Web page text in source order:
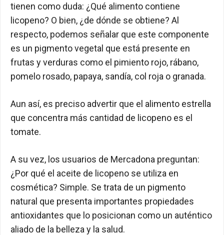
tienen como duda: ¿Qué alimento contiene
licopeno? O bien, ¿de dónde se obtiene? Al
respecto, podemos señalar que este componente
es un pigmento vegetal que está presente en
frutas y verduras como el pimiento rojo, rábano,
pomelo rosado, papaya, sandía, col roja o granada.
Aun así, es preciso advertir que el alimento estrella
que concentra más cantidad de licopeno es el
tomate.
A su vez, los usuarios de Mercadona preguntan:
¿Por qué el aceite de licopeno se utiliza en
cosmética? Simple. Se trata de un pigmento
natural que presenta importantes propiedades
antioxidantes que lo posicionan como un auténtico
aliado de la belleza y la salud.